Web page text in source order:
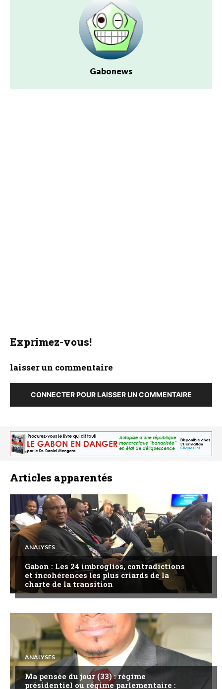
Gabonews
Exprimez-vous!
laisser un commentaire
CONNECTER POUR LAISSER UN COMMENTAIRE
Articles apparentés
ANALYSES
Gabon : Les 24 imbroglios, contradictions
et incohérences les plus criards de la
charte de la transition
ANALYSES
Ma pensée du jour (33) : régime
présidentiel ou régime parlementaire :